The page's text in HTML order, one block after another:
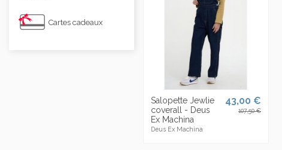
Salopette Jewlie
coverall - Deus
Ex Machina
Deus Ex Machina
43,00 €
107,50 €
Cartes cadeaux